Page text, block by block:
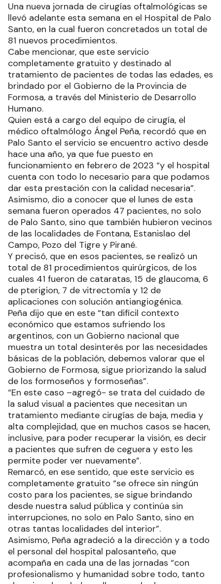
Una nueva jornada de cirugías oftalmológicas se
llevó adelante esta semana en el Hospital de Palo
Santo, en la cual fueron concretados un total de
81 nuevos procedimientos.
Cabe mencionar, que este servicio
completamente gratuito y destinado al
tratamiento de pacientes de todas las edades, es
brindado por el Gobierno de la Provincia de
Formosa, a través del Ministerio de Desarrollo
Humano.
Quien está a cargo del equipo de cirugía, el
médico oftalmólogo Ángel Peña, recordó que en
Palo Santo el servicio se encuentro activo desde
hace una año, ya que fue puesto en
funcionamiento en febrero de 2023 “y el hospital
cuenta con todo lo necesario para que podamos
dar esta prestación con la calidad necesaria”.
Asimismo, dio a conocer que el lunes de esta
semana fueron operados 47 pacientes, no solo
de Palo Santo, sino que también hubieron vecinos
de las localidades de Fontana, Estanislao del
Campo, Pozo del Tigre y Pirané.
Y precisó, que en esos pacientes, se realizó un
total de 81 procedimientos quirúrgicos, de los
cuales 41 fueron de cataratas, 15 de glaucoma, 6
de pterigion, 7 de vitrectomía y 12 de
aplicaciones con solución antiangiogénica.
Peña dijo que en este “tan difícil contexto
económico que estamos sufriendo los
argentinos, con un Gobierno nacional que
muestra un total desinterés por las necesidades
básicas de la población, debemos valorar que el
Gobierno de Formosa, sigue priorizando la salud
de los formoseños y formoseñas”.
“En este caso –agregó- se trata del cuidado de
la salud visual a pacientes que necesitan un
tratamiento mediante cirugías de baja, media y
alta complejidad, que en muchos casos se hacen,
inclusive, para poder recuperar la visión, es decir
a pacientes que sufren de ceguera y esto les
permite poder ver nuevamente”.
Remarcó, en ese sentido, que este servicio es
completamente gratuito “se ofrece sin ningún
costo para los pacientes, se sigue brindando
desde nuestra salud pública y continúa sin
interrupciones, no solo en Palo Santo, sino en
otras tantas localidades del interior”.
Asimismo, Peña agradeció a la dirección y a todo
el personal del hospital palosanteño, que
acompaña en cada una de las jornadas “con
profesionalismo y humanidad sobre todo, tanto